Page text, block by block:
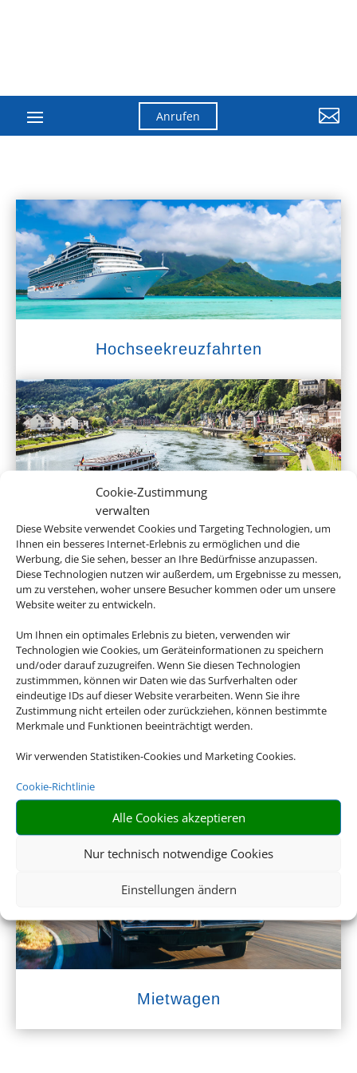
Cookie-Zustimmung
verwalten
Diese Website verwendet Cookies und Targeting Technologien, um
Ihnen ein besseres Internet-Erlebnis zu ermöglichen und die
Werbung, die Sie sehen, besser an Ihre Bedürfnisse anzupassen.
Diese Technologien nutzen wir außerdem, um Ergebnisse zu messen,
um zu verstehen, woher unsere Besucher kommen oder um unsere
Website weiter zu entwickeln.
Um Ihnen ein optimales Erlebnis zu bieten, verwenden wir
Technologien wie Cookies, um Geräteinformationen zu speichern
und/oder darauf zuzugreifen. Wenn Sie diesen Technologien
zustimmmen, können wir Daten wie das Surfverhalten oder
eindeutige IDs auf dieser Website verarbeiten. Wenn Sie ihre
Zustimmung nicht erteilen oder zurückziehen, können bestimmte
Merkmale und Funktionen beeinträchtigt werden.
Wir verwenden Statistiken-Cookies und Marketing Cookies.
Cookie-Richtlinie
Alle Cookies akzeptieren
Nur technisch notwendige Cookies
Einstellungen ändern
Anrufen 
Hochseekreuzfahrten
Flusskreuzfahrten
Expeditionskreuzfahrten
Empfehlungen für Ihre Reise
Sinnvolle Extras, die oft dazu gebucht werden.
Mietwagen